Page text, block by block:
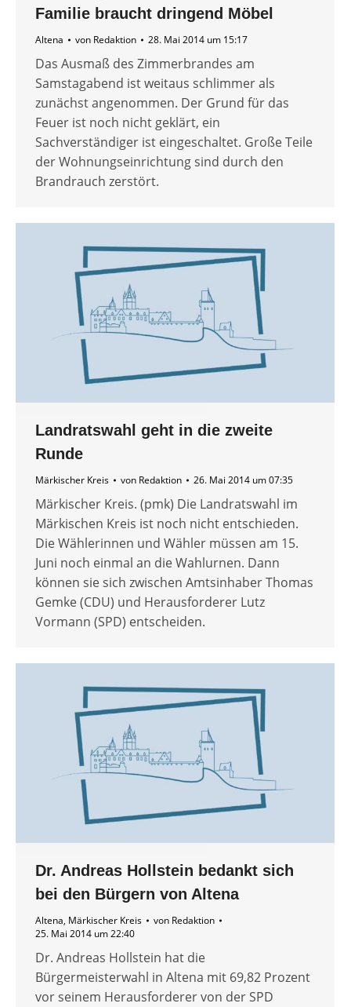
Familie braucht dringend Möbel
Altena von Redaktion 28. Mai 2014 um 15:17
Das Ausmaß des Zimmerbrandes am
Samstagabend ist weitaus schlimmer als
zunächst angenommen. Der Grund für das
Feuer ist noch nicht geklärt, ein
Sachverständiger ist eingeschaltet. Große Teile
der Wohnungseinrichtung sind durch den
Brandrauch zerstört.
Landratswahl geht in die zweite
Runde
Märkischer Kreis von Redaktion 26. Mai 2014 um 07:35
Märkischer Kreis. (pmk) Die Landratswahl im
Märkischen Kreis ist noch nicht entschieden.
Die Wählerinnen und Wähler müssen am 15.
Juni noch einmal an die Wahlurnen. Dann
können sie sich zwischen Amtsinhaber Thomas
Gemke (CDU) und Herausforderer Lutz
Vormann (SPD) entscheiden.
Dr. Andreas Hollstein bedankt sich
bei den Bürgern von Altena
Altena, Märkischer Kreis von Redaktion
25. Mai 2014 um 22:40
Dr. Andreas Hollstein hat die
Bürgermeisterwahl in Altena mit 69,82 Prozent
vor seinem Herausforderer von der SPD